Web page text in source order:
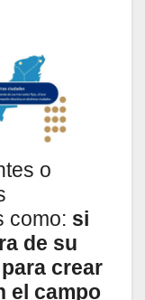
o
como: si
de su
crear
el campo